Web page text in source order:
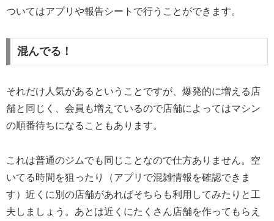
ついてはアプリや報告シートで行うことができます。
混んでる！
それだけ人気があるということですが、爆発的に増える店
舗と同じく、会員も増えているので店舗によってはマシン
の順番待ちになることもあります。
これは普通のジムでも同じことなので仕方ありません。空
いてる時間を狙ったり（アプリで混雑情報を確認できま
す）近くに別の店舗があればそちらも利用してみたりと工
夫しましょう。あとは近くにたくさん店舗を作ってもらえ